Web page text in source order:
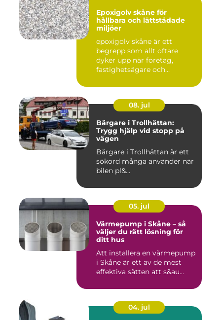
Epoxigolv skåne för
hållbara och lättstädade
miljöer
epoxigolv skåne är ett
begrepp som allt oftare
dyker upp när företag,
fastighetsägare och
08. jul
Bärgare i Trollhättan:
Trygg hjälp vid stopp på
vägen
Bärgare i Trollhättan är ett
sökord många använder när
bilen pl&...
05. jul
Värmepump i Skåne – så
väljer du rätt lösning för
ditt hus
Att installera en värmepump
i Skåne är ett av de mest
effektiva sätten att s&au...
04. jul